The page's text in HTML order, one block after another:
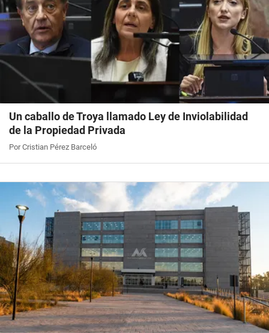
Un caballo de Troya llamado Ley de Inviolabilidad
de la Propiedad Privada
Por Cristian Pérez Barceló